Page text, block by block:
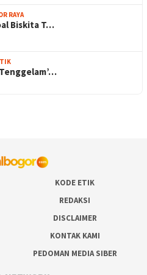
RAYA
Biskita T…
KODE ETIK
REDAKSI
DISCLAIMER
KONTAK KAMI
PEDOMAN MEDIA SIBER